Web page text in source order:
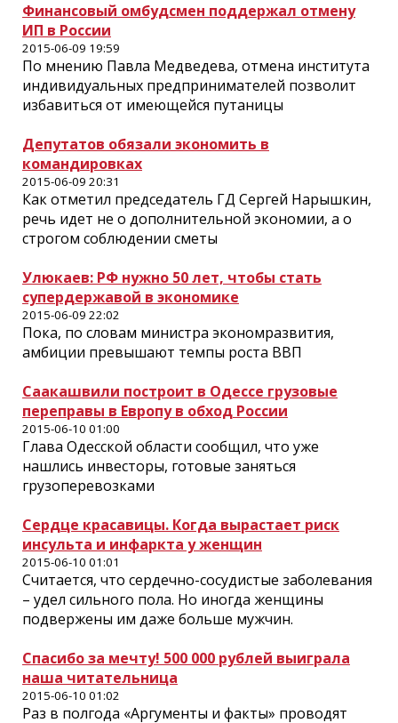
Финансовый омбудсмен поддержал отмену
ИП в России
2015-06-09 19:59
По мнению Павла Медведева, отмена института
индивидуальных предпринимателей позволит
избавиться от имеющейся путаницы
Депутатов обязали экономить в
командировках
2015-06-09 20:31
Как отметил председатель ГД Сергей Нарышкин,
речь идет не о дополнительной экономии, а о
строгом соблюдении сметы
Улюкаев: РФ нужно 50 лет, чтобы стать
супердержавой в экономике
2015-06-09 22:02
Пока, по словам министра экономразвития,
амбиции превышают темпы роста ВВП
Саакашвили построит в Одессе грузовые
переправы в Европу в обход России
2015-06-10 01:00
Глава Одесской области сообщил, что уже
нашлись инвесторы, готовые заняться
грузоперевозками
Сердце красавицы. Когда вырастает риск
инсульта и инфаркта у женщин
2015-06-10 01:01
Считается, что сердечно-сосудистые заболевания
– удел сильного пола. Но иногда женщины
подвержены им даже больше мужчин.
Спасибо за мечту! 500 000 рублей выиграла
наша читательница
2015-06-10 01:02
Раз в полгода «Аргументы и ­факты» проводят